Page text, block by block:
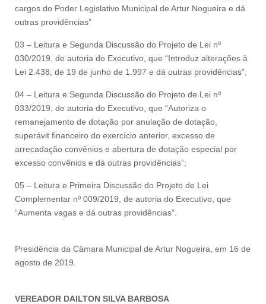
cargos do Poder Legislativo Municipal de Artur Nogueira e dá
outras providências”
03 – Leitura e Segunda Discussão do Projeto de Lei nº
030/2019, de autoria do Executivo, que “Introduz alterações à
Lei 2.438, de 19 de junho de 1.997 e dá outras providências”;
04 – Leitura e Segunda Discussão do Projeto de Lei nº
033/2019, de autoria do Executivo, que “Autoriza o
remanejamento de dotação por anulação de dotação,
superávit financeiro do exercício anterior, excesso de
arrecadação convênios e abertura de dotação especial por
excesso convênios e dá outras providências”;
05 – Leitura e Primeira Discussão do Projeto de Lei
Complementar nº 009/2019, de autoria do Executivo, que
“Aumenta vagas e dá outras providências”.
Presidência da Câmara Municipal de Artur Nogueira, em 16 de
agosto de 2019.
VEREADOR DAILTON SILVA BARBOSA